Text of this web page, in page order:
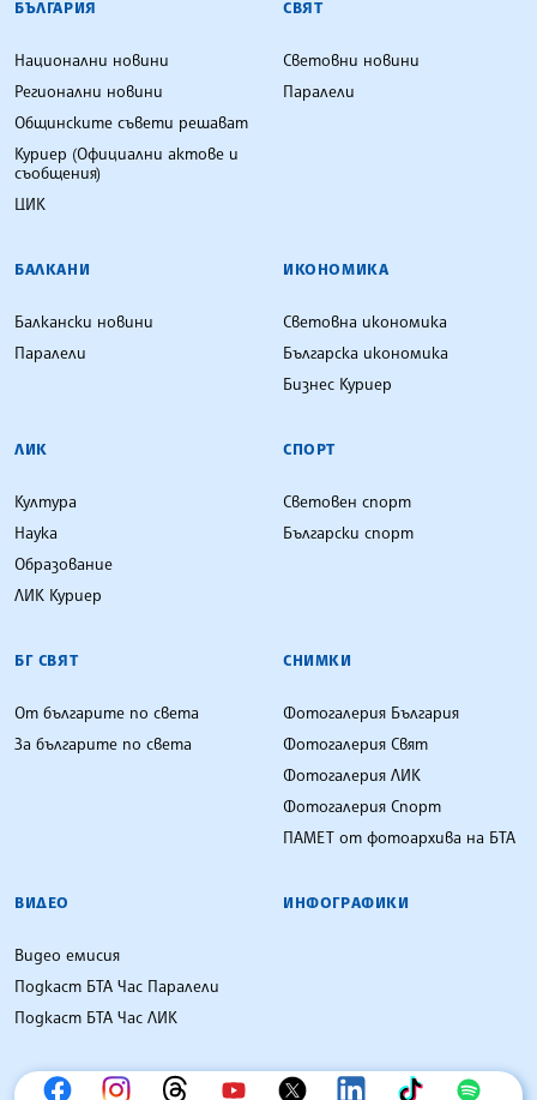
БЪЛГАРИЯ
Национални новини
Регионални новини
Общинските съвети решават
Куриер (Официални актове и
съобщения)
ЦИК
СВЯТ
Световни новини
Паралели
БАЛКАНИ
Балкански новини
Паралели
ИКОНОМИКА
Световна икономика
Българска икономика
Бизнес Куриер
ЛИК
Култура
Наука
Образование
ЛИК Куриер
СПОРТ
Световен спорт
Български спорт
БГ СВЯТ
От българите по света
За българите по света
СНИМКИ
Фотогалерия България
Фотогалерия Свят
Фотогалерия ЛИК
Фотогалерия Спорт
ПАМЕТ от фотоархива на БТА
ВИДЕО
Видео емисия
Подкаст БТА Час Паралели
Подкаст БТА Час ЛИК
ИНФОГРАФИКИ